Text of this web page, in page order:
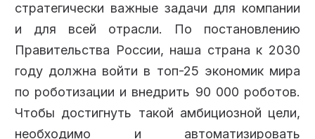
стратегически важные задачи для компании
и для всей отрасли. По постановлению
Правительства России, наша страна к 2030
году должна войти в топ-25 экономик мира
по роботизации и внедрить 90 000 роботов.
Чтобы достигнуть такой амбициозной цели,
необходимо и автоматизировать